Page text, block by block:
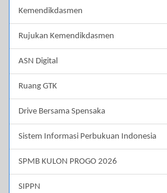
Kemendikdasmen
Rujukan Kemendikdasmen
ASN Digital
Ruang GTK
Drive Bersama Spensaka
Sistem Informasi Perbukuan Indonesia
SPMB KULON PROGO 2026
SIPPN